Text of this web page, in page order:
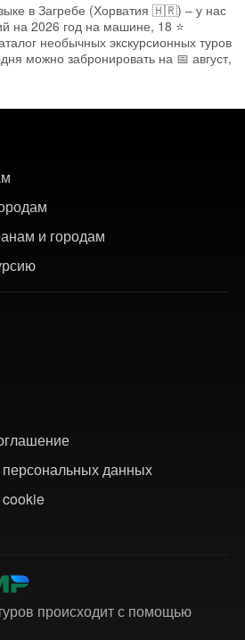
в Загребе (Хорватия 🇭🇷) – у нас
на 2026 год на машине, 18 ⭐
необычных экскурсионных туров
можно забронировать на 📅 август,
и городам
данных
cookie
происходит с помощью